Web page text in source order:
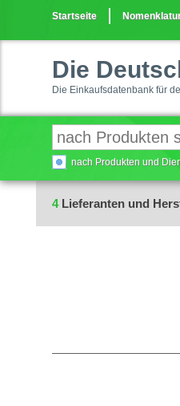
Startseite
Die
Die Einkaufsdatenbank für
nach Produkten und
4Lieferanten und